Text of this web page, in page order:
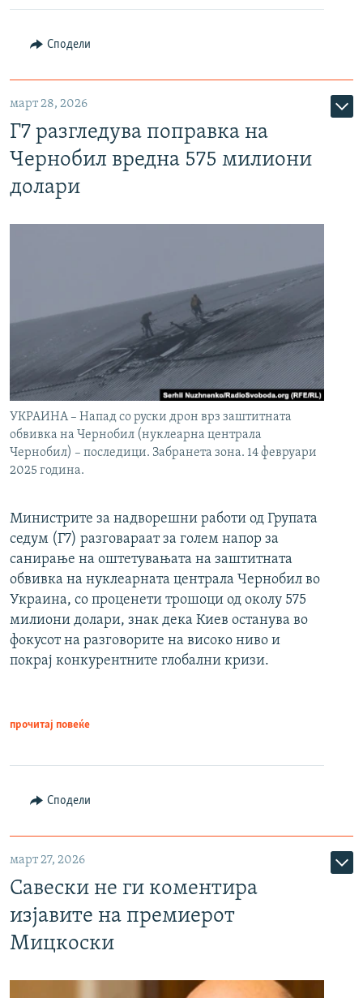
Сподели
март 28, 2026
Г7 разгледува поправка на
Чернобил вредна 575 милиони
долари
УКРАИНА – Напад со руски дрон врз заштитната
обвивка на Чернобил (нуклеарна централа
Чернобил) – последици. Забранета зона. 14 февруари
2025 година.
Министрите за надворешни работи од Групата
седум (Г7) разговараат за голем напор за
санирање на оштетувањата на заштитната
обвивка на нуклеарната централа Чернобил во
Украина, со проценети трошоци од околу 575
милиони долари, знак дека Киев останува во
фокусот на разговорите на високо ниво и
покрај конкурентните глобални кризи.
прочитај повеќе
Сподели
март 27, 2026
Савески не ги коментира
изјавите на премиерот
Мицкоски